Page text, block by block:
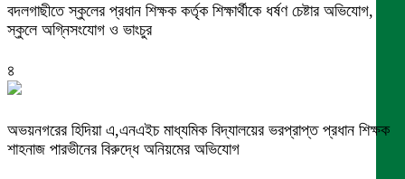
বদলগাছীতে স্কুলের প্রধান শিক্ষক কর্তৃক শিক্ষার্থীকে ধর্ষণ চেষ্টার অভিযোগ,
স্কুলে অগ্নিসংযোগ ও ভাংচুর
৪
অভয়নগরের হিদিয়া এ,এনএইচ মাধ্যমিক বিদ্যালয়ের ভরপ্রাপ্ত প্রধান শিক্ষক
শাহনাজ পারভীনের বিরুদ্ধে অনিয়মের অভিযোগ